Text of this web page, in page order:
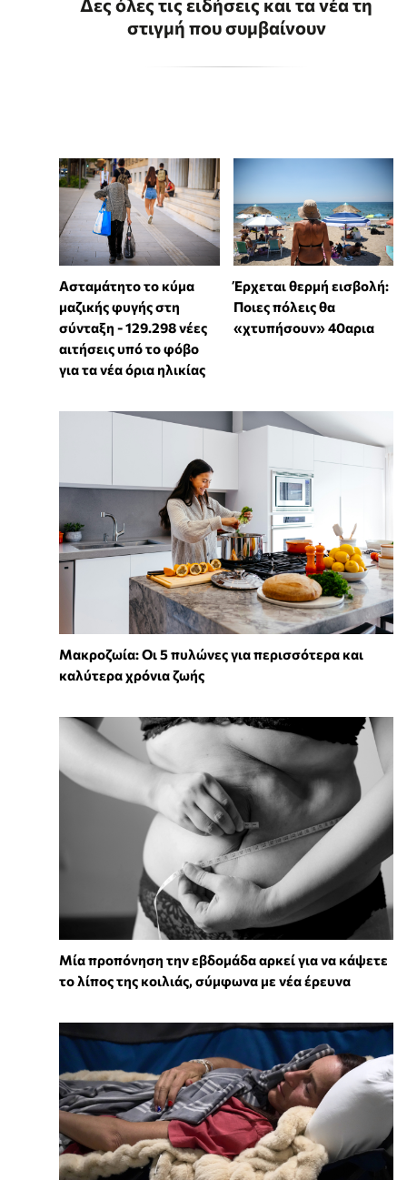
Δες όλες τις ειδήσεις και τα νέα τη
στιγμή που συμβαίνουν
Ασταμάτητο το κύμα
μαζικής φυγής στη
σύνταξη - 129.298 νέες
αιτήσεις υπό το φόβο
για τα νέα όρια ηλικίας
Έρχεται θερμή εισβολή:
Ποιες πόλεις θα
«χτυπήσουν» 40αρια
Mακροζωία: Οι 5 πυλώνες για περισσότερα και
καλύτερα χρόνια ζωής
Μία προπόνηση την εβδομάδα αρκεί για να κάψετε
το λίπος της κοιλιάς, σύμφωνα με νέα έρευνα